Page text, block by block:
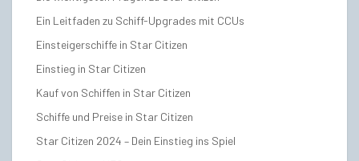
Ein Leitfaden zu Schiff-Upgrades mit CCUs
Einsteigerschiffe in Star Citizen
Einstieg in Star Citizen
Kauf von Schiffen in Star Citizen
Schiffe und Preise in Star Citizen
Star Citizen 2024 – Dein Einstieg ins Spiel